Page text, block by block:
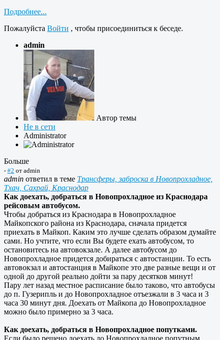
Подробнее...
Пожалуйста Войти , чтобы присоединиться к беседе.
admin
Автор темы
Не в сети
Administrator
Больше
- #2 от admin
admin ответил в теме Трансферы, заброска в Новопрохладное,
Тхач, Сахрай, Краснодар
Как доехать, добраться в Новопрохладное из Краснодара
рейсовым автобусом.
Чтобы добраться из Краснодара в Новопрохладное
Майкопского района из Краснодара, сначала придется
приехать в Майкоп. Каким это лучше сделать образом думайте
сами. Но учтите, что если Вы будете ехать автобусом, то
остановитесь на автовокзале. А далее автобусом до
Новопрохладное придется добираться с автостанции. То есть
автовокзал и автостанция в Майкопе это две разные вещи и от
одной до другой реально дойти за пару десятков минут!
Пару лет назад местное расписание было таково, что автобусы
до п. Гузерипль и до Новопрохладное отъезжали в 3 часа и 3
часа 30 минут дня. Доехать от Майкопа до Новопрохладное
можно было примерно за 3 часа.
Как доехать, добраться в Новопрохладное попутками.